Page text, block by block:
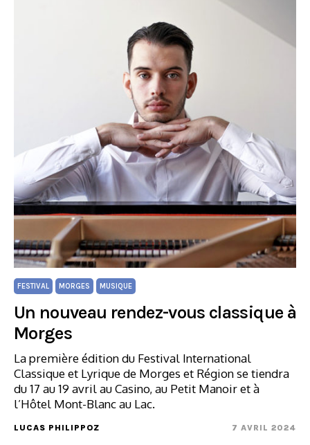
FESTIVAL MORGES MUSIQUE
Un nouveau rendez-vous classique à
Morges
La première édition du Festival International
Classique et Lyrique de Morges et Région se tiendra
du 17 au 19 avril au Casino, au Petit Manoir et à
l’Hôtel Mont-Blanc au Lac.
LUCAS PHILIPPOZ 7 AVRIL 2024